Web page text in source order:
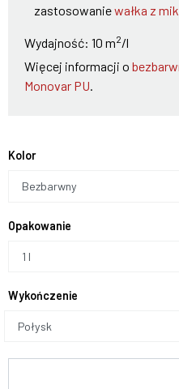
zastosowaniewałka z
Wydajność: 10 m2/l
Więcej informacji o
Monovar PU.
Kolor
Bezbarwny
Opakowanie
Wykończenie